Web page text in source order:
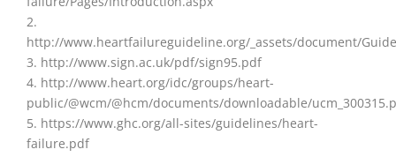
2.
http://www.heartfailureguideline.org/_assets/document/
3. http://www.sign.ac.uk/pdf/sign95.pdf
4. http://www.heart.org/idc/groups/heart-
public/@wcm/@hcm/documents/downloadable/
5. https://www.ghc.org/all-sites/guidelines/heart-
failure.pdf